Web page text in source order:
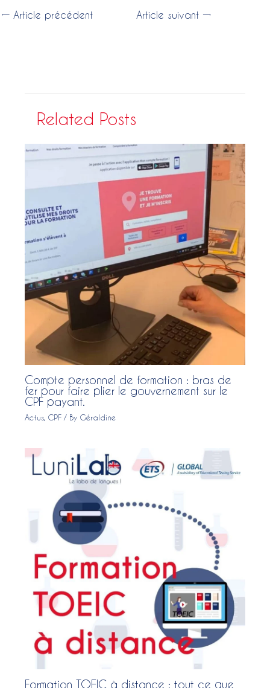
← Article précédent Article suivant →
Related Posts
Compte personnel de formation : bras de
fer pour faire plier le gouvernement sur le
CPF payant.
Actus CPF / By Géraldine
Formation TOEIC à distance : tout ce que